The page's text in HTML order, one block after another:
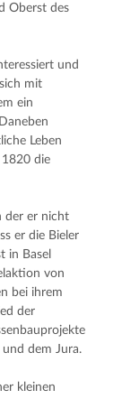
Oberst des
und
mit
ein
Leben
der er nicht
er die Bieler
in Basel
von
der
dem Jura.
kleinen